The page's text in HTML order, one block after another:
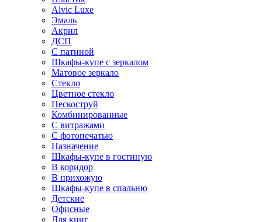
Alvic Luxe
Эмаль
Акрил
ДСП
С патиной
Шкафы-купе с зеркалом
Матовое зеркало
Стекло
Цветное стекло
Пескоструй
Комбинированные
С витражами
С фотопечатью
Назначение
Шкафы-купе в гостиную
В коридор
В прихожую
Шкафы-купе в спальню
Детские
Офисные
Для книг